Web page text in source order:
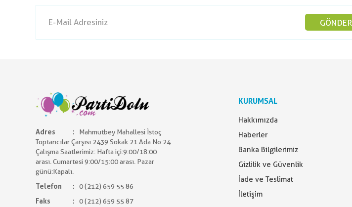
GÖNDER
Adres
Mahmutbey Mahallesi İstoç
Toptancılar Çarşısı 2439.Sokak 21.Ada No:24
Çalışma Saatlerimiz: Hafta içi:9:00/18:00
arası. Cumartesi 9:00/15:00 arası. Pazar
günü:Kapalı.
Telefon
0 (212) 659 55 86
Faks
0 (212) 659 55 87
KURUMSAL
Hakkımızda
Haberler
Banka Bilgilerimiz
Gizlilik ve Güvenlik
İade ve Teslimat
İletişim